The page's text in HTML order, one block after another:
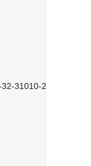
31010-2603